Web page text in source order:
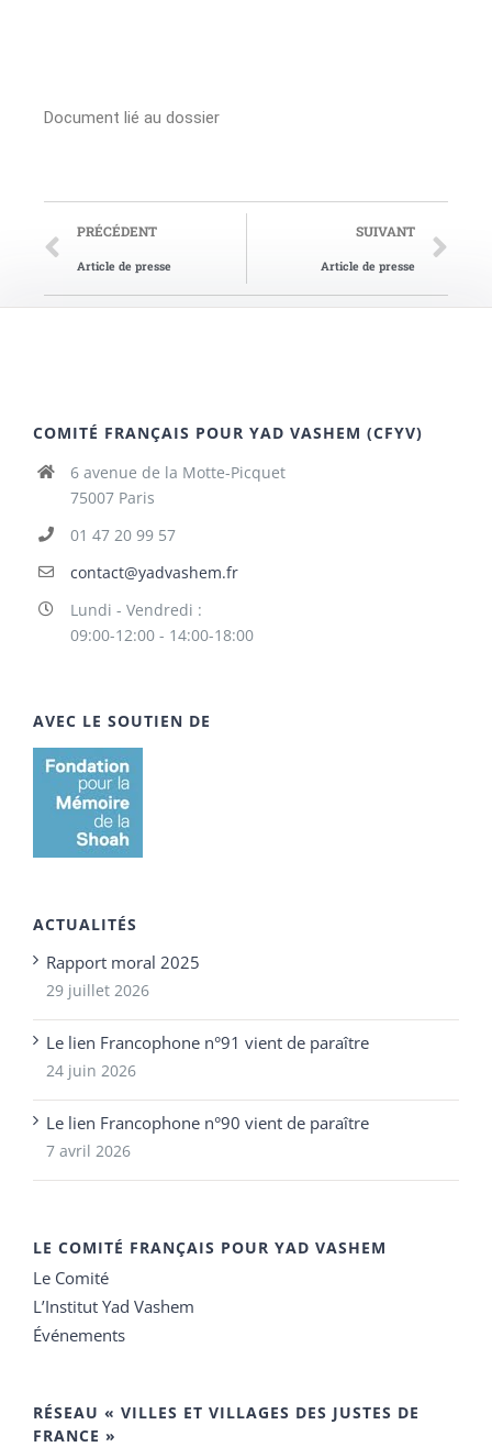
Document lié au dossier
PRÉCÉDENT
Article de presse
SUIVANT
Article de presse
COMITÉ FRANÇAIS POUR YAD VASHEM (CFYV)
6 avenue de la Motte-Picquet
75007 Paris
01 47 20 99 57
contact@yadvashem.fr
Lundi - Vendredi :
09:00-12:00 - 14:00-18:00
AVEC LE SOUTIEN DE
ACTUALITÉS
Rapport moral 2025
29 juillet 2026
Le lien Francophone n°91 vient de paraître
24 juin 2026
Le lien Francophone n°90 vient de paraître
7 avril 2026
LE COMITÉ FRANÇAIS POUR YAD VASHEM
Le Comité
L’Institut Yad Vashem
Événements
RÉSEAU « VILLES ET VILLAGES DES JUSTES DE
FRANCE »